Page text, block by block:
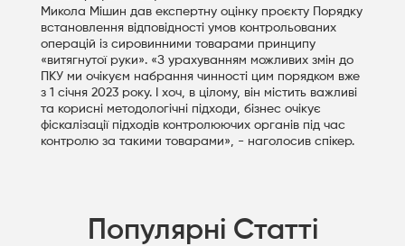
Микола Мішин дав експертну оцінку проєкту Порядку
встановлення відповідності умов контрольованих
операцій із сировинними товарами принципу
«витягнутої руки». «З урахуванням можливих змін до
ПКУ ми очікуєм набрання чинності цим порядком вже
з 1 січня 2023 року. І хоч, в цілому, він містить важливі
та корисні методологічні підходи, бізнес очікує
фіскалізації підходів контролюючих органів під час
контролю за такими товарами», - наголосив спікер.
Популярні Статті